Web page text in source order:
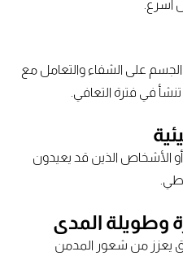
أسرع.
على الشفاء والتعامل مع
في فترة التعافي.
الأشخاص الذين قد يعيدون
المدى
يعزز من شعور المدمن